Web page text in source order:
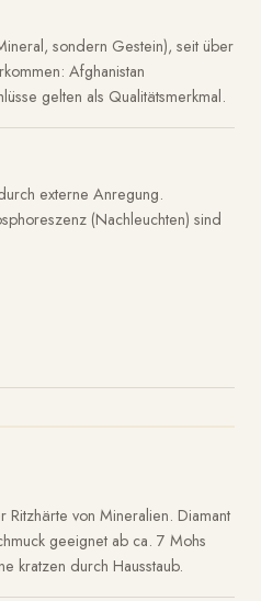
sondern Gestein), seit über
Afghanistan
gelten als Qualitätsmerkmal.
externe Anregung.
(Nachleuchten) sind
Ritzhärte von Mineralien. Diamant
geeignet ab ca. 7 Mohs
kratzen durch Hausstaub.